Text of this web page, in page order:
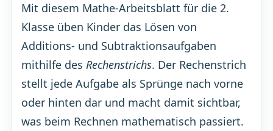
Mit diesem Mathe-Arbeitsblatt für die 2.
Klasse üben Kinder das Lösen von
Additions- und Subtraktionsaufgaben
mithilfe des Rechenstrichs. Der Rechenstrich
stellt jede Aufgabe als Sprünge nach vorne
oder hinten dar und macht damit sichtbar,
was beim Rechnen mathematisch passiert.